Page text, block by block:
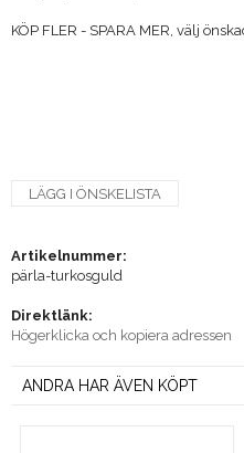
KÖP FLER - SPARA MER, välj
LÄGG I ÖNSKELISTA
Artikelnummer:
pärla-turkosguld
Direktlänk:
Högerklicka och kopiera adressen
ANDRA HAR ÄVEN KÖPT